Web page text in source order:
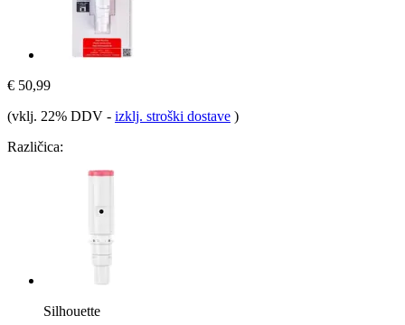
€ 50,99
(vklj. 22% DDV - izklj. stroški dostave )
Različica:
Silhouette